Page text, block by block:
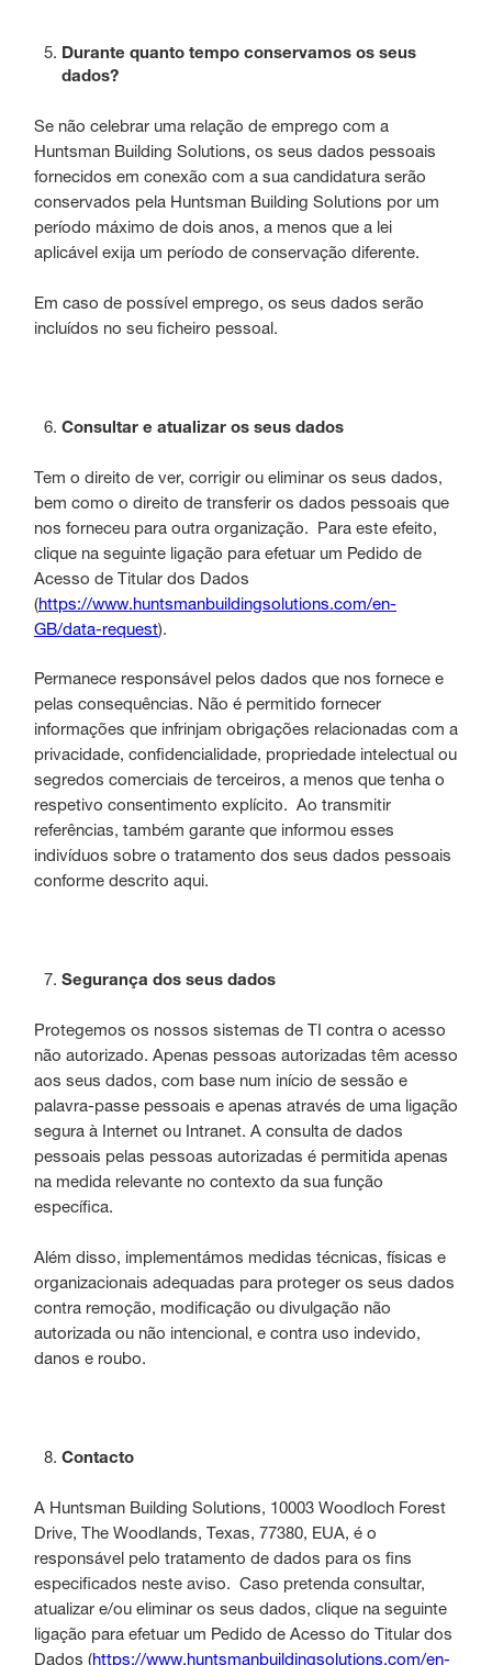
Durante quanto tempo conservamos os seus
dados?
Se não celebrar uma relação de emprego com a
Huntsman Building Solutions, os seus dados pessoais
fornecidos em conexão com a sua candidatura serão
conservados pela Huntsman Building Solutions por um
período máximo de dois anos, a menos que a lei
aplicável exija um período de conservação diferente.
Em caso de possível emprego, os seus dados serão
incluídos no seu ficheiro pessoal.
Consultar e atualizar os seus dados
Tem o direito de ver, corrigir ou eliminar os seus dados,
bem como o direito de transferir os dados pessoais que
nos forneceu para outra organização. Para este efeito,
clique na seguinte ligação para efetuar um Pedido de
Acesso de Titular dos Dados
(https://www.huntsmanbuildingsolutions.com/en-
GB/data-request).
Permanece responsável pelos dados que nos fornece e
pelas consequências. Não é permitido fornecer
informações que infrinjam obrigações relacionadas com a
privacidade, confidencialidade, propriedade intelectual ou
segredos comerciais de terceiros, a menos que tenha o
respetivo consentimento explícito. Ao transmitir
referências, também garante que informou esses
indivíduos sobre o tratamento dos seus dados pessoais
conforme descrito aqui.
Segurança dos seus dados
Protegemos os nossos sistemas de TI contra o acesso
não autorizado. Apenas pessoas autorizadas têm acesso
aos seus dados, com base num início de sessão e
palavra-passe pessoais e apenas através de uma ligação
segura à Internet ou Intranet. A consulta de dados
pessoais pelas pessoas autorizadas é permitida apenas
na medida relevante no contexto da sua função
específica.
Além disso, implementámos medidas técnicas, físicas e
organizacionais adequadas para proteger os seus dados
contra remoção, modificação ou divulgação não
autorizada ou não intencional, e contra uso indevido,
danos e roubo.
Contacto
A Huntsman Building Solutions, 10003 Woodloch Forest
Drive, The Woodlands, Texas, 77380, EUA, é o
responsável pelo tratamento de dados para os fins
especificados neste aviso. Caso pretenda consultar,
atualizar e/ou eliminar os seus dados, clique na seguinte
ligação para efetuar um Pedido de Acesso do Titular dos
Dados (https://www.huntsmanbuildingsolutions.com/en-